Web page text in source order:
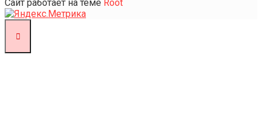
Сайт работает на теме Root